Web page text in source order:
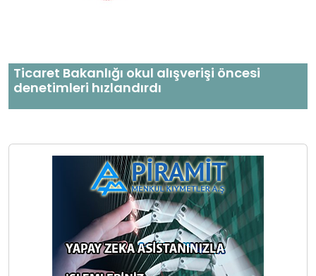
Ticaret Bakanlığı okul alışverişi öncesi
denetimleri hızlandırdı